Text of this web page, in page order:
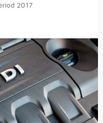
2017